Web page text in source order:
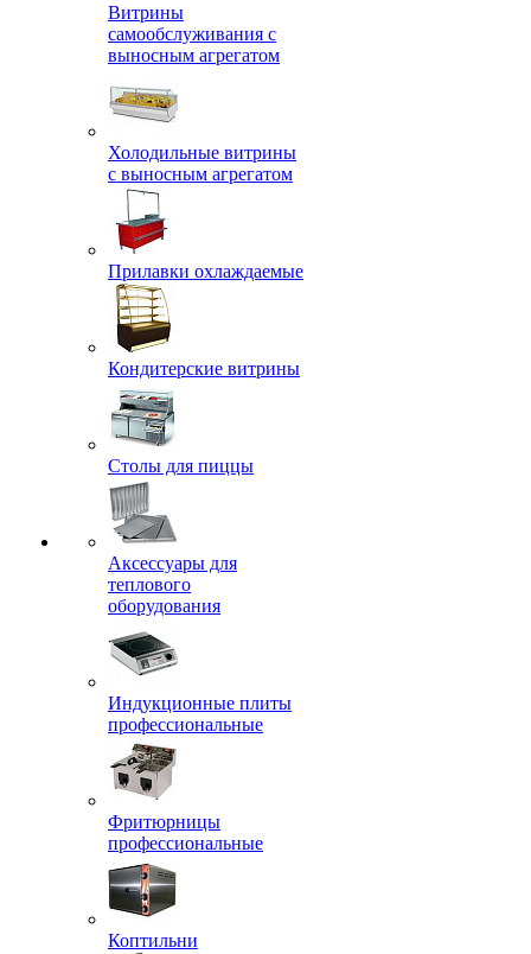
Витрины
самообслуживания с
выносным агрегатом
Холодильные витрины
с выносным агрегатом
Прилавки охлаждаемые
Кондитерские витрины
Столы для пиццы
Аксессуары для
теплового
оборудования
Индукционные плиты
профессиональные
Фритюрницы
профессиональные
Коптильни